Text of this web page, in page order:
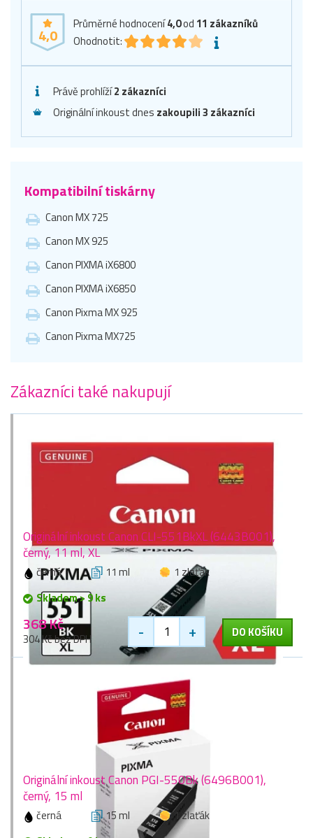
4,0
Průměrné hodnocení4,0od 11 zákazníků
Ohodnotit:
Právě prohlíží2 zákazníci
Originální inkoust dnes zakoupili 3 zákazníci
Kompatibilní tiskárny
Canon MX 725
Canon MX 925
Canon PIXMA iX6800
Canon PIXMA iX6850
Canon Pixma MX 925
Canon Pixma MX725
Zákazníci také nakupují
Originální inkoust Canon CLI-551BkXL (6443B001),
černý, 11 ml, XL
černá 11 ml
1 zlaťák
Skladem > 9 ks
368 Kč
304 Kč bez DPH - + DO KOŠÍKU
Originální inkoust Canon PGI-550Bk (6496B001),
černý, 15 ml
černá 15 ml
1 zlaťák